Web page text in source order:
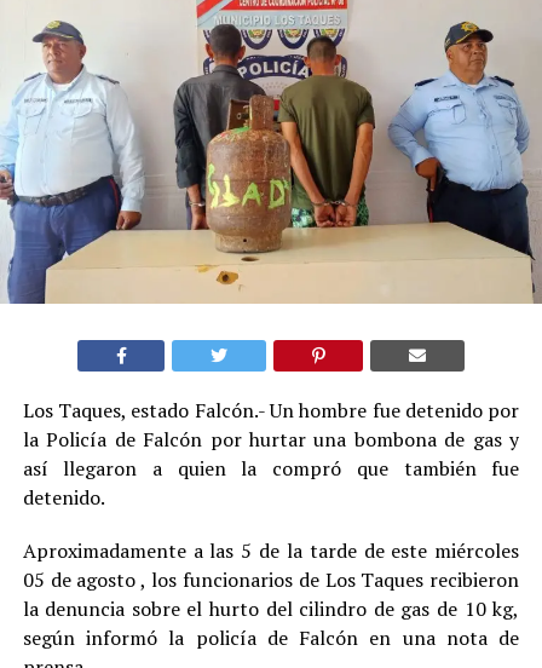
Los Taques, estado Falcón.- Un hombre fue detenido por
la Policía de Falcón por hurtar una bombona de gas y
así llegaron a quien la compró que también fue
detenido.
Aproximadamente a las 5 de la tarde de este miércoles
05 de agosto , los funcionarios de Los Taques recibieron
la denuncia sobre el hurto del cilindro de gas de 10 kg,
según informó la policía de Falcón en una nota de